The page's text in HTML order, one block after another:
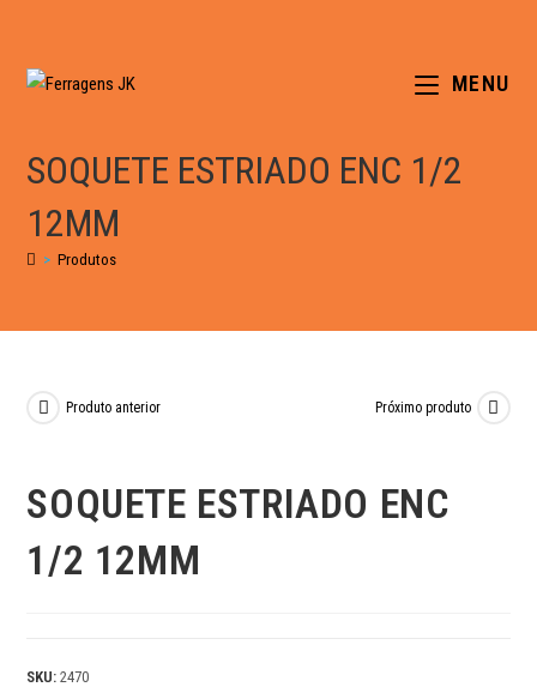
MENU
SOQUETE ESTRIADO ENC 1/2
12MM
> Produtos
Produto anterior Próximo produto
SOQUETE ESTRIADO ENC
1/2 12MM
SKU:2470